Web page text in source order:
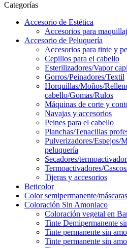
Categorías
Accesorio de Estética
Accesorios para
Accesorio de Peluquería
Accesorios para tinte y
Cepillos para el cabello
Esterilizadores/Vapor
Gorros/Peinadores/Textil
Horquillas/Moños/
cabello/Gomas/Rulos
Máquinas de corte y
Navajas y accesorios
Peines para el cabello
Planchas/Tenacillas
Pulverizadores/Espejos/
peluquería
Secadores/
Termoactivadores/
Tijeras y accesorios
Beticolor
Color semipermanente/
Coloración Sin Amoniaco
Coloración vegetal en
Tinte Demipermanente
Tinte permanente sin
Tinte permanente sin